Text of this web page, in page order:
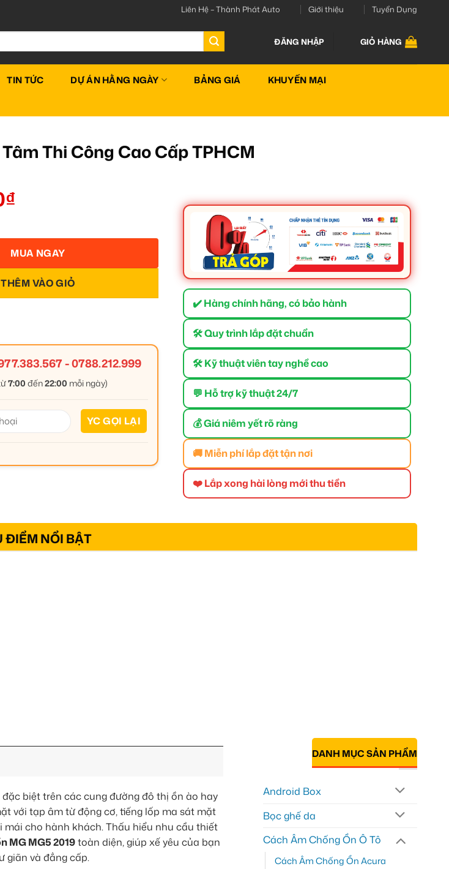
Liên Hệ – Thành Phát Auto Giới thiệu Tuyển Dụng
ĐĂNG NHẬP GIỎ HÀNG
TIN TỨC DỰ ÁN HẰNG NGÀY BẢNG GIÁ KHUYẾN MẠI
Thi Công Cao Cấp TPHCM
₫
THÊM VÀO GIỎ
MUA NGAY
-0788.212.999
7:00 đến22:00 mỗi ngày)
✔️ Hàng chính hãng, có bảo hành
🛠 Quy trình lắp đặt chuẩn
🛠 Kỹ thuật viên tay nghề cao
💬 Hỗ trợ kỹ thuật 24/7
💰 Giá niêm yết rõ ràng
🚚 Miễn phí lắp đặt tận nơi
❤️ Lắp xong hài lòng mới thu tiền
ĐIỂM NỔI BẬT
biệt trên các cung đường đô thị ồn ào hay
với tạp âm từ động cơ, tiếng lốp ma sát mặt
cho hành khách. Thấu hiểu nhu cầu thiết
MG MG5 2019toàn diện, giúp xế yêu của bạn
giãn và đẳng cấp.
DANH MỤC SẢN PHẨM
Android Box
Bọc ghế da
Cách Âm Chống Ồn Ô Tô
Cách Âm Chống Ồn Acura